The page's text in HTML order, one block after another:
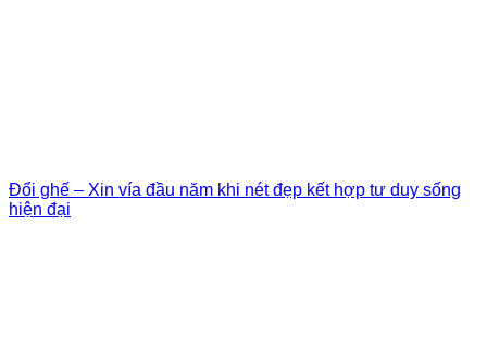
Đổi ghế – Xin vía đầu năm khi nét đẹp kết hợp tư duy sống
hiện đại